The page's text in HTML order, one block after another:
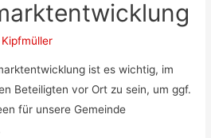
ist es wichtig, im
Beteiligten vor Ort zu sein, um ggf.
für unsere Gemeinde